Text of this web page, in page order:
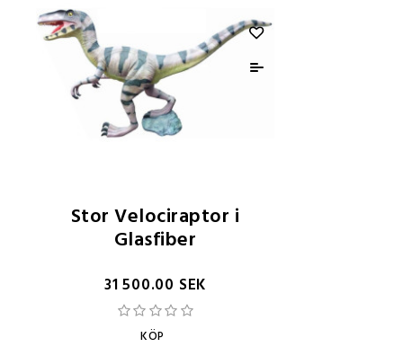
Stor Velociraptor i
Glasfiber
31 500.00 SEK
KÖP